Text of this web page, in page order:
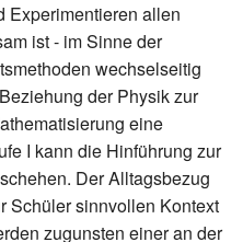
Experimentieren allen
ist - im Sinne der
wechselseitig
der Physik zur
eine
I kann die Hinführung zur
Der Alltagsbezug
Schüler sinnvollen Kontext
zugunsten einer an der